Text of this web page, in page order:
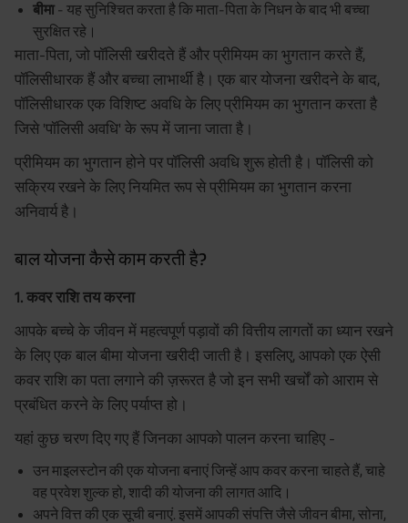
बीमा - यह सुनिश्चित करता है कि माता-पिता के निधन के बाद भी बच्चा
सुरक्षित रहे।
माता-पिता, जो पॉलिसी खरीदते हैं और प्रीमियम का भुगतान करते हैं,
पॉलिसीधारक हैं और बच्चा लाभार्थी है। एक बार योजना खरीदने के बाद,
पॉलिसीधारक एक विशिष्ट अवधि के लिए प्रीमियम का भुगतान करता है
जिसे 'पॉलिसी अवधि' के रूप में जाना जाता है।
प्रीमियम का भुगतान होने पर पॉलिसी अवधि शुरू होती है। पॉलिसी को
सक्रिय रखने के लिए नियमित रूप से प्रीमियम का भुगतान करना
अनिवार्य है।
बाल योजना कैसे काम करती है?
1. कवर राशि तय करना
आपके बच्चे के जीवन में महत्वपूर्ण पड़ावों की वित्तीय लागतों का ध्यान रखने
के लिए एक बाल बीमा योजना खरीदी जाती है। इसलिए, आपको एक ऐसी
कवर राशि का पता लगाने की ज़रूरत है जो इन सभी खर्चों को आराम से
प्रबंधित करने के लिए पर्याप्त हो।
यहां कुछ चरण दिए गए हैं जिनका आपको पालन करना चाहिए -
उन माइलस्टोन की एक योजना बनाएं जिन्हें आप कवर करना चाहते हैं, चाहे
वह प्रवेश शुल्क हो, शादी की योजना की लागत आदि।
अपने वित्त की एक सूची बनाएं. इसमें आपकी संपत्ति जैसे जीवन बीमा, सोना,